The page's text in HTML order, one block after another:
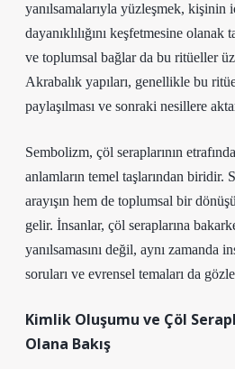
yanılsamalarıyla yüzleşmek, kişinin
dayanıklılığını keşfetmesine olanak
ve toplumsal bağlar da bu ritüeller
Akrabalık yapıları, genellikle bu
paylaşılması ve sonraki nesillere
Sembolizm, çöl seraplarının
anlamların temel taşlarından biridir.
arayışın hem de toplumsal bir
gelir. İnsanlar, çöl seraplarına
yanılsamasını değil, aynı zamanda
soruları ve evrensel temaları da
Kimlik Oluşumu ve Çöl
Olana Bakış